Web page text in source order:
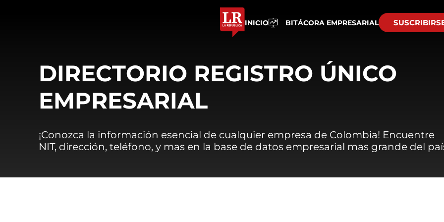
INICIO BITÁCORA EMPRESARIAL
DIRECTORIO REGISTRO ÚNICO
EMPRESARIAL
¡Conozca la información esencial de cualquier empresa de Colombia! Encuentre
NIT, dirección, teléfono, y mas en la base de datos empresarial mas grande del